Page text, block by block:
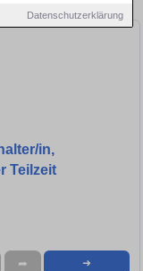
Datenschutzerklärung
in,
Teilzeit
➦ ➜